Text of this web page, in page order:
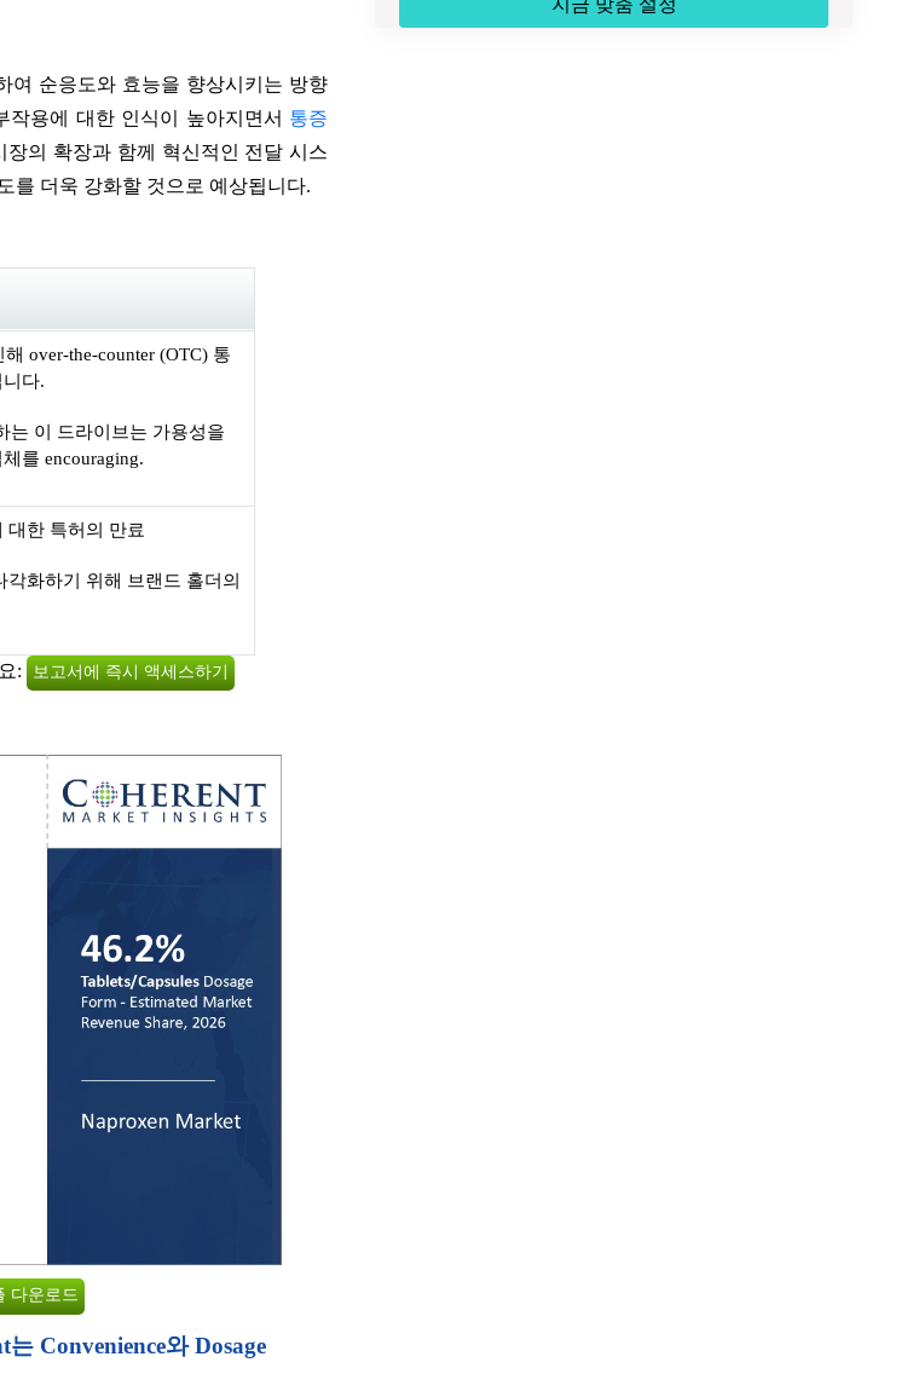
여 순응도와 효능을 향상시키는 방향
용에 대한 인식이 높아지면서 통증
장의 확장과 함께 혁신적인 전달 시스
를 더욱 강화할 것으로 예상됩니다.
over-the-counter (OTC) 통
다.
는 이 드라이브는 가용성을
를 encouraging.
대한 특허의 만료
화하기 위해 브랜드 홀더의
: 보고서에 즉시 액세스하기
다운로드
Convenience와 Dosage
분석 Opinion (전문 Opinion)
지금 맞춤 설정